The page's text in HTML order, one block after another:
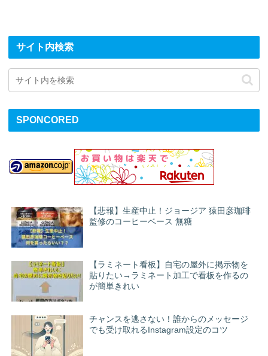
サイト内検索
SPONCORED
【悲報】生産中止！ジョージア 猿田彦珈琲
監修のコーヒーベース 無糖
【ラミネート看板】自宅の屋外に掲示物を
貼りたい→ラミネート加工で看板を作るの
が簡単きれい
チャンスを逃さない！誰からのメッセージ
でも受け取れるInstagram設定のコツ